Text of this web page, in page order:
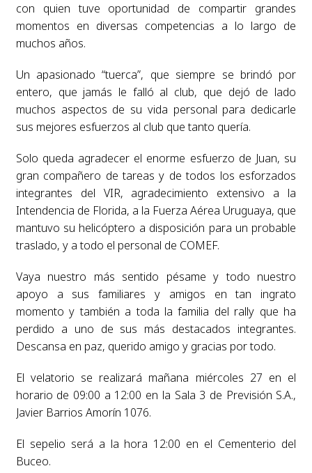
con quien tuve oportunidad de compartir grandes
momentos en diversas competencias a lo largo de
muchos años.
Un apasionado “tuerca”, que siempre se brindó por
entero, que jamás le falló al club, que dejó de lado
muchos aspectos de su vida personal para dedicarle
sus mejores esfuerzos al club que tanto quería.
Solo queda agradecer el enorme esfuerzo de Juan, su
gran compañero de tareas y de todos los esforzados
integrantes del VIR, agradecimiento extensivo a la
Intendencia de Florida, a la Fuerza Aérea Uruguaya, que
mantuvo su helicóptero a disposición para un probable
traslado, y a todo el personal de COMEF.
Vaya nuestro más sentido pésame y todo nuestro
apoyo a sus familiares y amigos en tan ingrato
momento y también a toda la familia del rally que ha
perdido a uno de sus más destacados integrantes.
Descansa en paz, querido amigo y gracias por todo.
El velatorio se realizará mañana miércoles 27 en el
horario de 09:00 a 12:00 en la Sala 3 de Previsión S.A.,
Javier Barrios Amorín 1076.
El sepelio será a la hora 12:00 en el Cementerio del
Buceo.